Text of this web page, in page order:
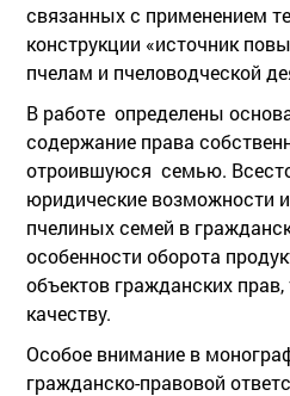
связанных с применением
конструкции «источник
пчелам и пчеловодческой
В работе определены
содержание права
отроившуюся семью.
юридические возможности
пчелиных семей в
особенности оборота
объектов гражданских прав,
качеству.
Особое внимание в
гражданско-правовой